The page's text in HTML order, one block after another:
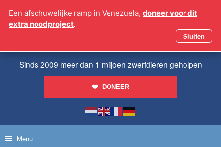
naar
Sinds 2009 meer dan 1 miljoen zwerfdieren geholpen
DONEER
Menu
Een afschuwelijke ramp in Venezuela, doneer voor dit
extra noodproject.
Sluiten